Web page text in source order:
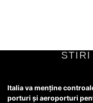
STIRI
Italia va menţine
porturi şi aeroporturi